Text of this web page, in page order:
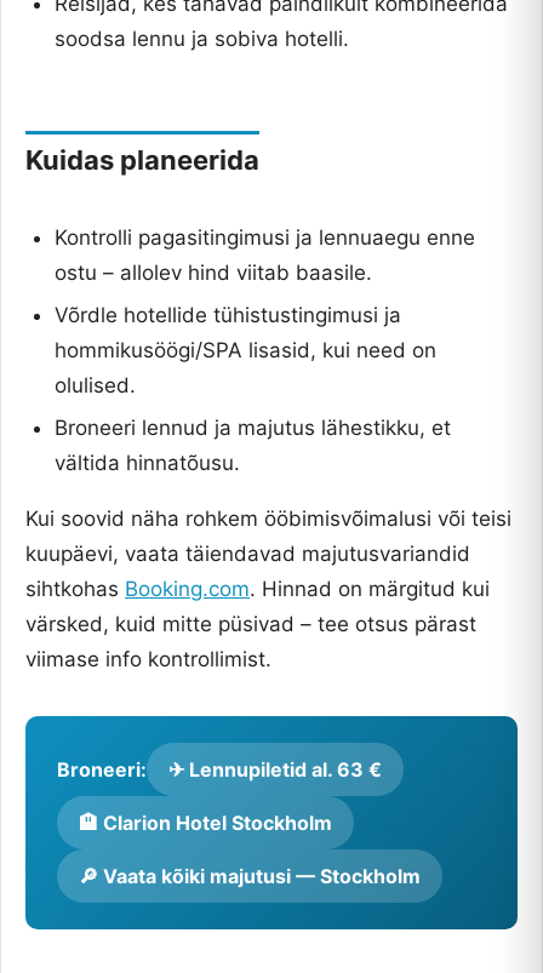
soodsa lennu ja sobiva hotelli.
Kuidas planeerida
Kontrolli pagasitingimusi ja lennuaegu enne
ostu – allolev hind viitab baasile.
Võrdle hotellide tühistustingimusi ja
hommikusöögi/SPA lisasid, kui need on
olulised.
Broneeri lennud ja majutus lähestikku, et
vältida hinnatõusu.
Kui soovid näha rohkem ööbimisvõimalusi või teisi
kuupäevi, vaata täiendavad majutusvariandid
sihtkohas Booking.com. Hinnad on märgitud kui
värsked, kuid mitte püsivad – tee otsus pärast
viimase info kontrollimist.
Broneeri: ✈ Lennupiletid al. 63 €
🏨 Clarion Hotel Stockholm
🔎 Vaata kõiki majutusi — Stockholm